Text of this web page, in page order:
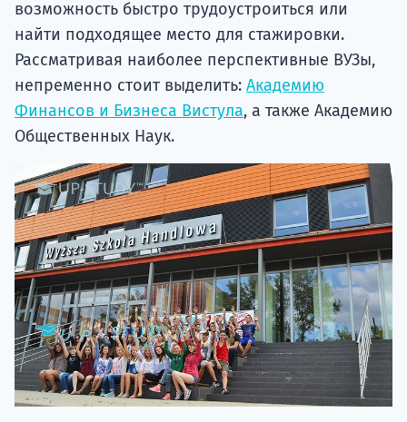
возможность быстро трудоустроиться или
найти подходящее место для стажировки.
Рассматривая наиболее перспективные ВУЗы,
непременно стоит выделить: Академию
Финансов и Бизнеса Вистула, а также Академию
Общественных Наук.